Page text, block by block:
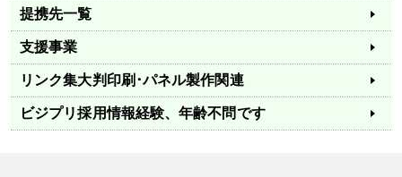
提携先一覧
支援事業
リンク集大判印刷･パネル製作関連
ビジプリ採用情報経験、年齢不問です